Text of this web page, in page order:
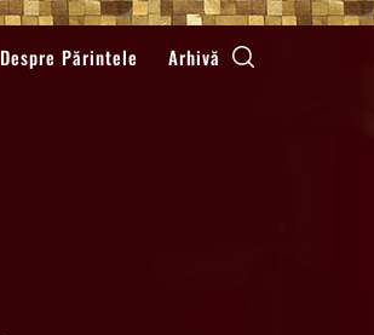
Despre Părintele Arhivă